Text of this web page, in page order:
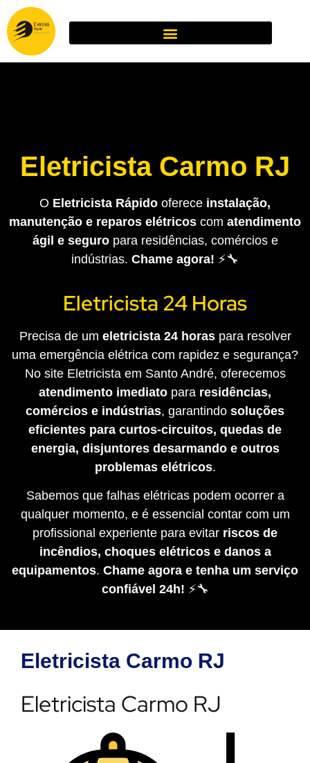
Eletricista Carmo RJ
O Eletricista Rápido oferece instalação,
manutenção e reparos elétricos com atendimento
ágil e seguropara residências, comércios e
indústrias. Chame agora! ⚡🔧
Eletricista 24 Horas
Precisa de um eletricista 24 horaspara resolver
uma emergência elétrica com rapidez e segurança?
No site Eletricista em Santo André, oferecemos
atendimento imediato para residências,
comércios e indústrias, garantindo soluções
eficientes para curtos-circuitos, quedas de
energia, disjuntores desarmando e outros
problemas elétricos.
Sabemos que falhas elétricas podem ocorrer a
qualquer momento, e é essencial contar com um
profissional experiente para evitar riscos de
incêndios, choques elétricos e danos a
equipamentos. Chame agora e tenha um serviço
confiável 24h! ⚡🔧
Eletricista Carmo RJ
Eletricista Carmo RJ